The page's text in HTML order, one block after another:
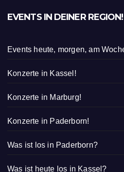
EVENTS IN DEINER REGION!
Events heute, morgen, am
Konzerte in Kassel!
Konzerte in Marburg!
Konzerte in Paderborn!
Was ist los in Paderborn?
Was ist heute los in Kassel?